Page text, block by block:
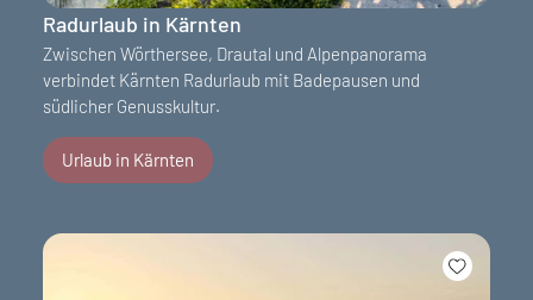
Radurlaub in Kärnten
Zwischen Wörthersee, Drautal und Alpenpanorama
verbindet Kärnten Radurlaub mit Badepausen und
südlicher Genusskultur.
Urlaub in Kärnten